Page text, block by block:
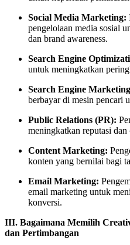
Social Media Marketing:
pengelolaan media sosial
dan brand awareness.
Search Engine
untuk meningkatkan
Search Engine
berbayar di mesin pencari
Public Relations (PR):
meningkatkan reputasi dan
Content Marketing:
konten yang bernilai bagi
Email Marketing:
email marketing untuk
konversi.
III. Bagaimana Memilih
dan Pertimbangan